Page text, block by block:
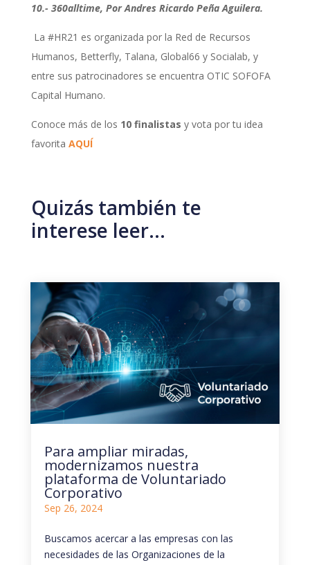
10.- 360alltime, Por Andres Ricardo Peña Aguilera.
La #HR21 es organizada por la Red de Recursos
Humanos, Betterfly, Talana, Global66 y Socialab, y
entre sus patrocinadores se encuentra OTIC SOFOFA
Capital Humano.
Conoce más de los 10 finalistas y vota por tu idea
favorita AQUÍ
Quizás también te
interese leer…
Para ampliar miradas,
modernizamos nuestra
plataforma de Voluntariado
Corporativo
Sep 26, 2024
Buscamos acercar a las empresas con las
necesidades de las Organizaciones de la